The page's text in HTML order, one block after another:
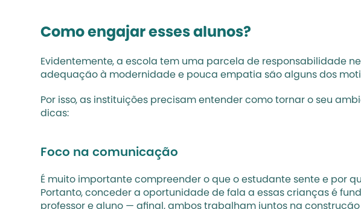
Como engajar esses alunos?
Evidentemente, a escola tem uma parcela de responsabilidade
adequação à modernidade e pouca empatia são alguns dos
Por isso, as instituições precisam entender como tornar o seu
dicas:
Foco na comunicação
É muito importante compreender o que o estudante sente e por
Portanto, conceder a oportunidade de fala a essas crianças é
professor e aluno — afinal, ambos trabalham juntos na